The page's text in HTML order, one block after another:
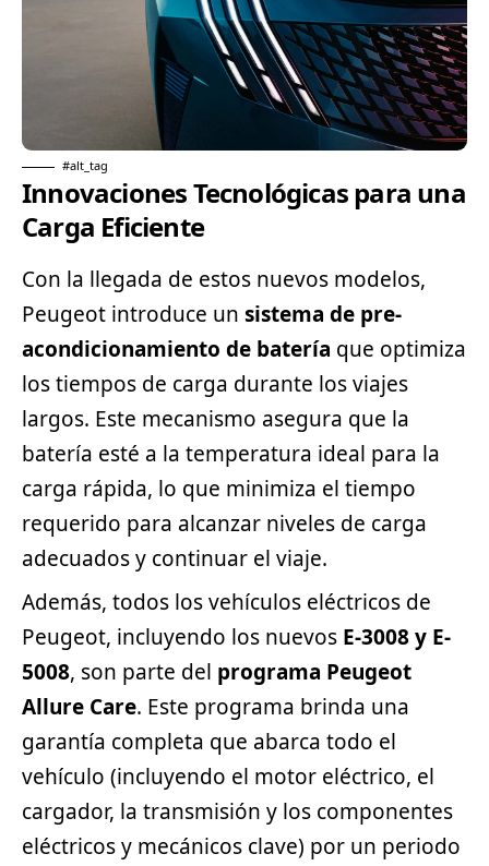
#alt_tag
Innovaciones Tecnológicas para una
Carga Eficiente
Con la llegada de estos nuevos modelos,
Peugeot introduce un sistema de pre-
acondicionamiento de batería que optimiza
los tiempos de carga durante los viajes
largos. Este mecanismo asegura que la
batería esté a la temperatura ideal para la
carga rápida, lo que minimiza el tiempo
requerido para alcanzar niveles de carga
adecuados y continuar el viaje.
Además, todos losvehículos eléctricos de
Peugeot, incluyendo los nuevos E-3008 y E-
5008, son parte del programa Peugeot
Allure Care. Este programa brinda una
garantía completa que abarca todo el
vehículo (incluyendo el motor eléctrico, el
cargador, la transmisión y los componentes
eléctricos y mecánicos clave) por un periodo